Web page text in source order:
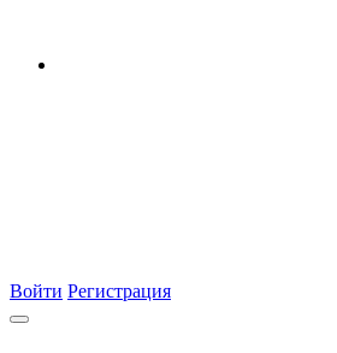
Войти Регистрация